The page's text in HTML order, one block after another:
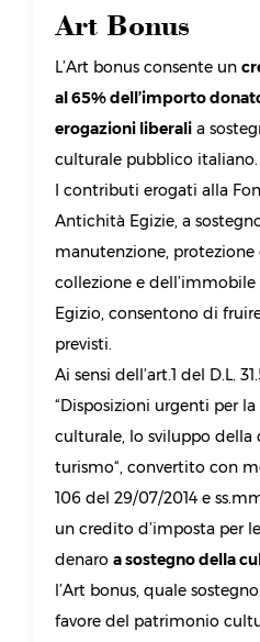
Art Bonus
L’Art bonus consente un
al 65% dell’importo
erogazioni liberali a
culturale pubblico italiano.
I contributi erogati alla
Antichità Egizie, a
manutenzione, protezione
collezione e
Egizio, consentono di
previsti.
Ai sensi dell’art.1 del D.L.
“Disposizioni urgenti per
culturale, lo sviluppo
turismo“, convertito con
106 del 29/07/2014 e
un credito d’imposta per
denaro a sostegno della
l’Art bonus, quale
favore del patrimonio